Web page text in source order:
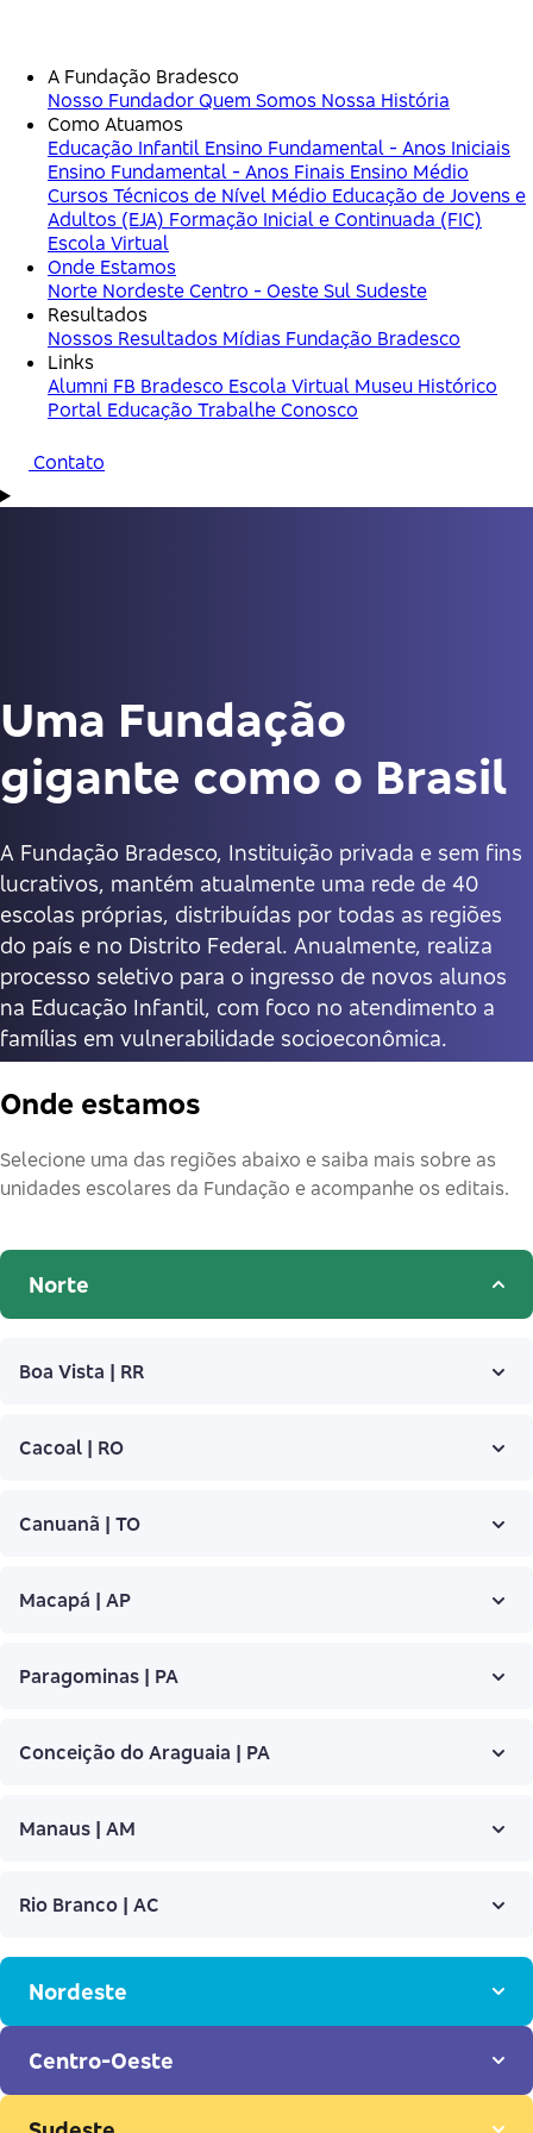
A Fundação Bradesco
Nosso Fundador Quem Somos Nossa História
Como Atuamos
Educação Infantil Ensino Fundamental - Anos Iniciais
Ensino Fundamental - Anos Finais Ensino Médio
Cursos Técnicos de Nível Médio Educação de Jovens e
Adultos (EJA) Formação Inicial e Continuada (FIC)
Escola Virtual
Onde Estamos
Norte Nordeste Centro - Oeste Sul Sudeste
Resultados
Nossos Resultados Mídias Fundação Bradesco
Links
Alumni FB Bradesco Escola Virtual Museu Histórico
Portal Educação Trabalhe Conosco
Contato
Uma Fundação
gigante como o Brasil
A Fundação Bradesco, Instituição privada e sem fins
lucrativos, mantém atualmente uma rede de 40
escolas próprias, distribuídas por todas as regiões
do país e no Distrito Federal. Anualmente, realiza
processo seletivo para o ingresso de novos alunos
na Educação Infantil, com foco no atendimento a
famílias em vulnerabilidade socioeconômica.
Onde estamos
Selecione uma das regiões abaixo e saiba mais sobre as
unidades escolares da Fundação e acompanhe os editais.
Norte
Boa Vista | RR
Cacoal | RO
Canuanã | TO
Macapá | AP
Paragominas | PA
Conceição do Araguaia | PA
Manaus | AM
Rio Branco | AC
Nordeste
Caucaia | CE
Centro-Oeste